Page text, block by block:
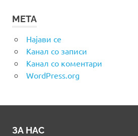
МЕТА
Најави се
Канал со записи
Канал со коментари
WordPress.org
ЗА НАС